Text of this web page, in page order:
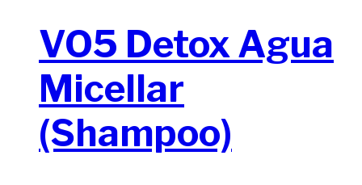
VO5 Detox Agua
Micellar
(Shampoo)